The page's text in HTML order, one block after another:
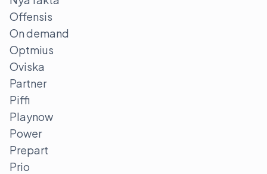
Offensis
On demand
Optmius
Oviska
Partner
Piffi
Playnow
Power
Prepart
Prio